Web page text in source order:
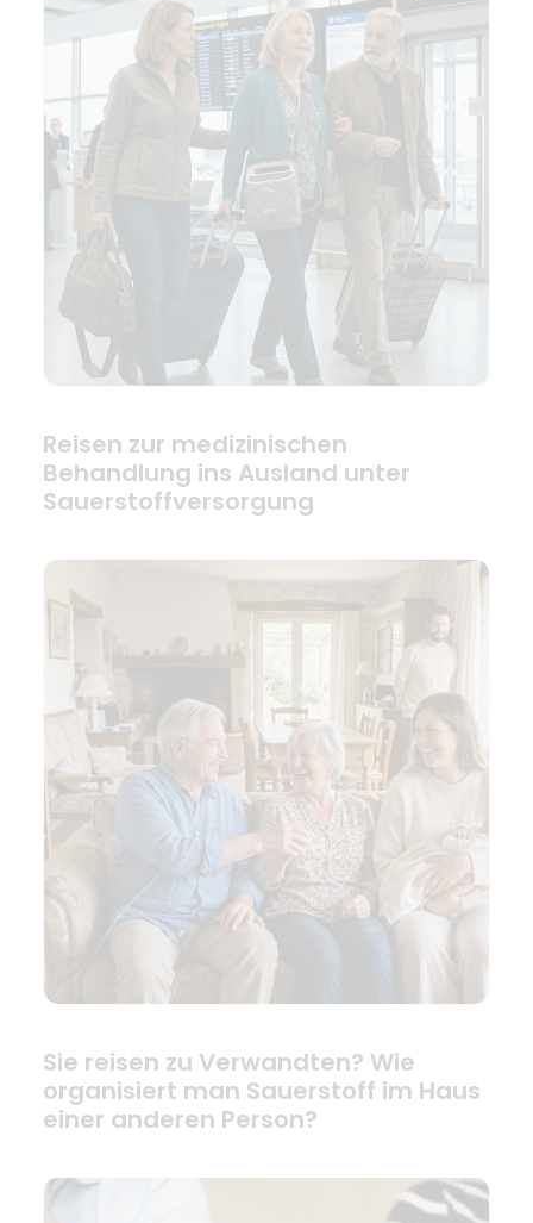
Reisen zur medizinischen
Behandlung ins Ausland unter
Sauerstoffversorgung
Sie reisen zu Verwandten? Wie
organisiert man Sauerstoff im Haus
einer anderen Person?